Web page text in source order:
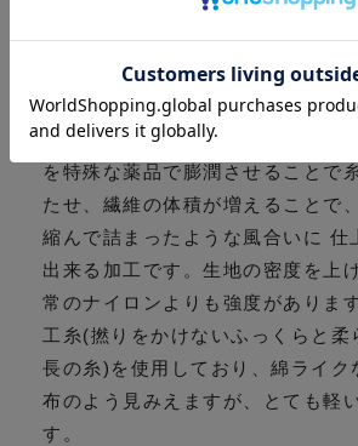
塩縮加工を施し、和紙のようなド
が特徴のシワナイロンです。塩縮
を特殊な薬品で膨潤させることで
たせ、繊維の体積が増えることで
縮んで詰まったような風合いに 仕
出来る加工です。生地の密度を上
常のナイロンよりも強度がありま
工糸(撚りをかけないふっくらと柔
長の糸)を使用しており、綿ライク
布のよう見みえますが、とても軽
す。